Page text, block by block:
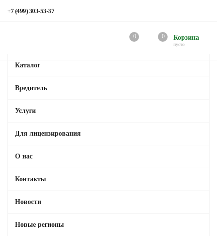
+7 (499) 303-53-37
0 0 Корзина
пусто
Каталог
Вредитель
Услуги
Для лицензирования
О нас
Контакты
Новости
Новые регионы